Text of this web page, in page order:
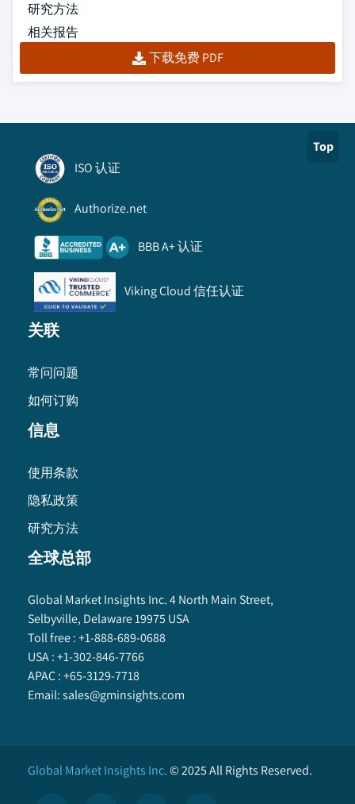
研究方法
相关报告
下载免费 PDF
Top
ISO 认证
Authorize.net
BBB A+ 认证
Viking Cloud 信任认证
关联
常问问题
如何订购
信息
使用条款
隐私政策
研究方法
全球总部
Global Market Insights Inc. 4 North Main Street,
Selbyville, Delaware 19975 USA
Toll free :+1-888-689-0688
USA :+1-302-846-7766
APAC :+65-3129-7718
Email:sales@gminsights.com
Global Market Insights Inc.©2025All Rights Reserved.